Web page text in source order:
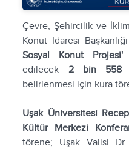
Çevre, Şehircilik ve
Konut İdaresi
Sosyal Konut Projesi'
edilecek 2 bin 558
belirlenmesi için kura
Uşak Üniversitesi
Kültür Merkezi
törene; Uşak Valisi Dr.